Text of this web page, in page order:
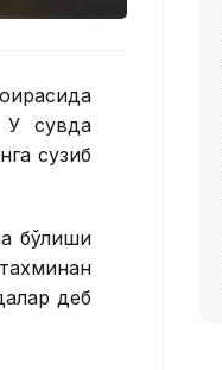
У сувда
сузиб
бўлиши
деб